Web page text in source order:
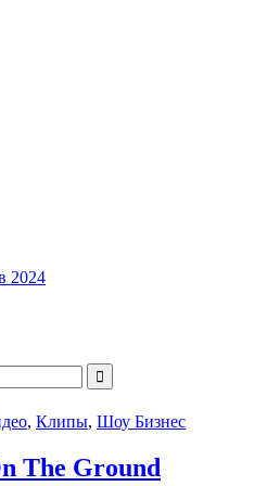
2024
, Клипы, Шоу Бизнес
The Ground